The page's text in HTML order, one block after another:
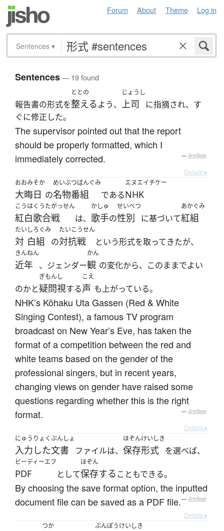
Forum About Theme Log in
Sentences ▾
Sentences— 19 found
報告書の形式を
ととの
整えるよう、
じょうし
上司
に指摘され、す
ぐに修正した。
The supervisor pointed out that the report
should be properly formatted, which I
immediately corrected.
— Jreibun
Details ▸
おおみそか
大晦日 の
めいぶつばんぐみ
名物番組 である
エヌエイチケー
NHK
こうはくうたがっせん
紅白歌合戦 は、
かしゅ
歌手の
せいべつ
性別 に基づいて
あかぐみ
紅組
たい
対
しろぐみ
白組 の
たいこうせん
対抗戦 という形式を取ってきたが、
きんねん
近年 、ジェンダー
かん
観 の変化から、このままでよい
のかと
ぎもんし
疑問視する
こえ
声 も上がっている。
NHK’s Kōhaku Uta Gassen (Red & White
Singing Contest), a famous TV program
broadcast on New Year’s Eve, has taken the
format of a competition between the red and
white teams based on the gender of the
professional singers, but in recent years,
changing views on gender have raised some
questions regarding whether this is the right
format.
— Jreibun
Details ▸
にゅうりょく
入力した
ぶんしょ
文書 ファイルは、
ほぞんけいしき
保存形式 を選べば、
ピーディーエフ
PDF として
ほぞん
保存することもできる。
By choosing the save format option, the inputted
document file can be saved as a PDF file.— Jreibun
Details ▸
つか ぶんぽうけいしき